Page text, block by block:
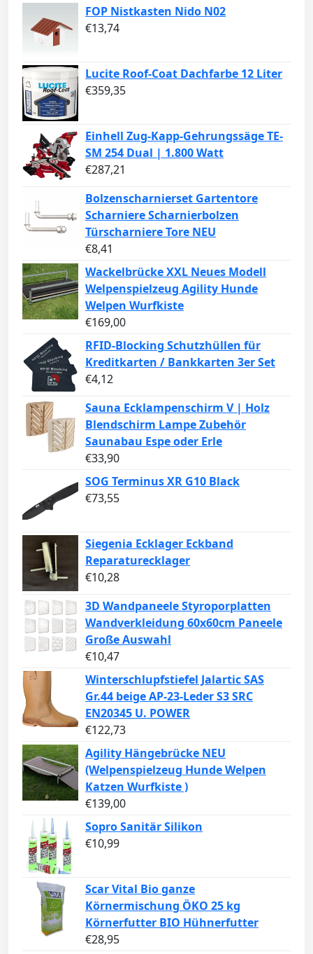
FOP Nistkasten Nido N02
€13,74
Lucite Roof-Coat Dachfarbe 12 Liter
€359,35
Einhell Zug-Kapp-Gehrungssäge TE-
SM 254 Dual | 1.800 Watt
€287,21
Bolzenscharnierset Gartentore
Scharniere Scharnierbolzen
Türscharniere Tore NEU
€8,41
Wackelbrücke XXL Neues Modell
Welpenspielzeug Agility Hunde
Welpen Wurfkiste
€169,00
RFID-Blocking Schutzhüllen für
Kreditkarten / Bankkarten 3er Set
€4,12
Sauna Ecklampenschirm V | Holz
Blendschirm Lampe Zubehör
Saunabau Espe oder Erle
€33,90
SOG Terminus XR G10 Black
€73,55
Siegenia Ecklager Eckband
Reparaturecklager
€10,28
3D Wandpaneele Styroporplatten
Wandverkleidung 60x60cm Paneele
Große Auswahl
€10,47
Winterschlupfstiefel Jalartic SAS
Gr.44 beige AP-23-Leder S3 SRC
EN20345 U. POWER
€122,73
Agility Hängebrücke NEU
(Welpenspielzeug Hunde Welpen
Katzen Wurfkiste )
€139,00
Sopro Sanitär Silikon
€10,99
Scar Vital Bio ganze
Körnermischung ÖKO 25 kg
Körnerfutter BIO Hühnerfutter
€28,95